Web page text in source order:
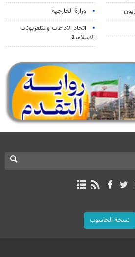
وزارة الخارجية
اتحاد الاذاعات والتلفزيونات
الاسلامية
نسخة الحاسوب